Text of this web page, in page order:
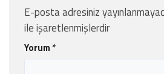
E-posta adresiniz
ile işaretlenmişlerdir
Yorum *